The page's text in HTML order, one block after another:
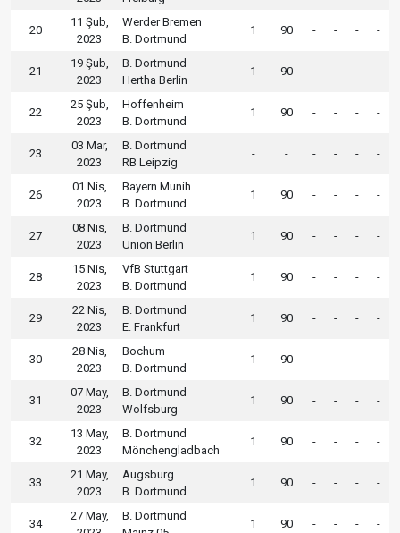
20
11 Şub,
2023
Werder Bremen
B. Dortmund
1 90 - - - -
21
19 Şub,
2023
B. Dortmund
Hertha Berlin
1 90 - - - -
22
25 Şub,
2023
Hoffenheim
B. Dortmund
1 90 - - - -
23
03 Mar,
2023
B. Dortmund
RB Leipzig
- - - - - -
26
01 Nis,
2023
Bayern Munih
B. Dortmund
1 90 - - - -
27
08 Nis,
2023
B. Dortmund
Union Berlin
1 90 - - - -
28
15 Nis,
2023
VfB Stuttgart
B. Dortmund
1 90 - - - -
29
22 Nis,
2023
B. Dortmund
E. Frankfurt
1 90 - - - -
30
28 Nis,
2023
Bochum
B. Dortmund
1 90 - - - -
31
07 May,
2023
B. Dortmund
Wolfsburg
1 90 - - - -
32
13 May,
2023
B. Dortmund
Mönchengladbach
1 90 - - - -
33
21 May,
2023
Augsburg
B. Dortmund
1 90 - - - -
34
27 May,
B. Dortmund
1 90 - - - -